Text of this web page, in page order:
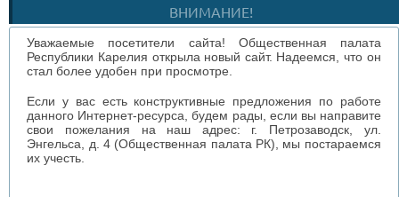
ВНИМАНИЕ!
Уважаемые посетители сайта! Общественная палата
Республики Карелия открыла новый сайт. Надеемся, что он
стал более удобен при просмотре.
Если у вас есть конструктивные предложения по работе
данного Интернет-ресурса, будем рады, если вы направите
свои пожелания на наш адрес: г. Петрозаводск, ул.
Энгельса, д. 4 (Общественная палата РК), мы постараемся
их учесть.